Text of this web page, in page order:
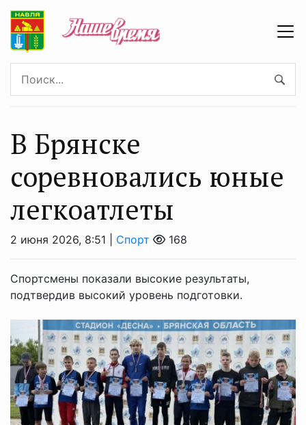
В Брянске
соревновались юные
легкоатлеты
2 июня 2026, 8:51 | Спорт 168
Спортсмены показали высокие результаты,
подтвердив высокий уровень подготовки.